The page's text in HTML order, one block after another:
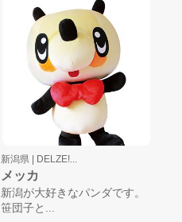
新潟県 | DELZE!...
メッカ
新潟が大好きなパンダです。
笹団子と...